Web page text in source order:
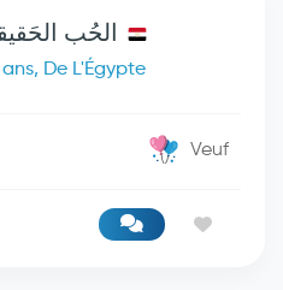
الحُب
De L'Égypte
Veuf